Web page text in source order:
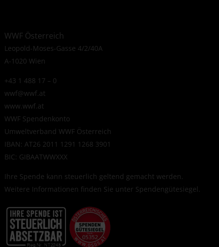
WWF Österreich
Leopold-Moses-Gasse 4/2/40A
A-1020 Wien
+43 1 488 17 – 0
wwf@wwf.at
www.wwf.at
WWF Spendenkonto
Umweltverband WWF Österreich
IBAN: AT26 2011 1291 1268 3901
BIC: GIBAATWWXXX
Ihre Spende kann steuerlich geltend gemacht werden.
Weitere Informationen finden Sie unter Spendengütesiegel.